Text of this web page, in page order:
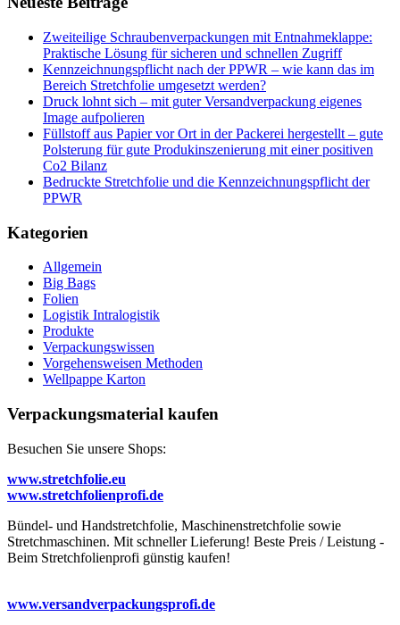
Zweiteilige Schraubenverpackungen mit Entnahmeklappe:
Praktische Lösung für sicheren und schnellen Zugriff
Kennzeichnungspflicht nach der PPWR – wie kann das im
Bereich Stretchfolie umgesetzt werden?
Druck lohnt sich – mit guter Versandverpackung eigenes
Image aufpolieren
Füllstoff aus Papier vor Ort in der Packerei hergestellt – gute
Polsterung für gute Produkinszenierung mit einer positiven
Co2 Bilanz
Bedruckte Stretchfolie und die Kennzeichnungspflicht der
PPWR
Kategorien
Allgemein
Big Bags
Folien
Logistik Intralogistik
Produkte
Verpackungswissen
Vorgehensweisen Methoden
Wellpappe Karton
Verpackungsmaterial kaufen
Besuchen Sie unsere Shops:
www.stretchfolie.eu
www.stretchfolienprofi.de
Bündel- und Handstretchfolie, Maschinenstretchfolie sowie
Stretchmaschinen. Mit schneller Lieferung! Beste Preis / Leistung -
Beim Stretchfolienprofi günstig kaufen!
www.versandverpackungsprofi.de